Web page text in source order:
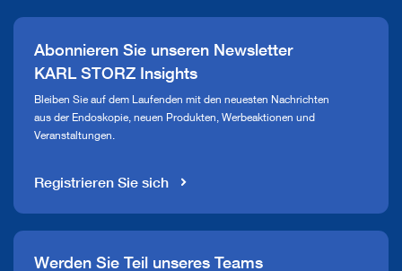
Presse
Compliance Hotline
Mediathek
Abonnieren Sie unseren Newsletter
KARL STORZ Insights
Bleiben Sie auf dem Laufenden mit den neuesten Nachrichten
aus der Endoskopie, neuen Produkten, Werbeaktionen und
Veranstaltungen.
Registrieren Sie sich
Werden Sie Teil unseres Teams